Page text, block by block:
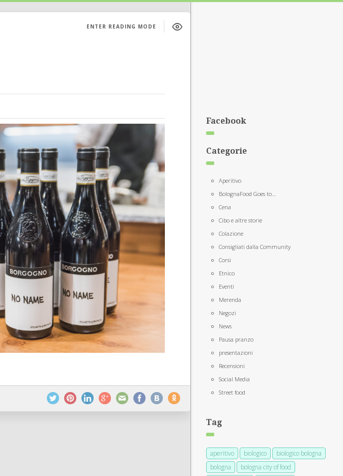
ENTER READING MODE
Facebook
Categorie
Aperitivo
BolognaFood Goes to…
Cena
Cibo e altre storie
Colazione
Consigliati dalla Community
Corsi
Etnico
Eventi
Merenda
Negozi
News
Pausa pranzo
presentazioni
Recensioni
Social Media
Street food
Tag
aperitivo biologico
biologico bologna
bologna
bologna city of food